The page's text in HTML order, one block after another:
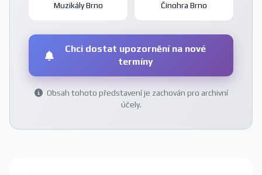
Muzikály Brno Činohra Brno
Chci dostat upozornění na nové
termíny
Obsah tohoto představení je zachován pro archivní
účely.